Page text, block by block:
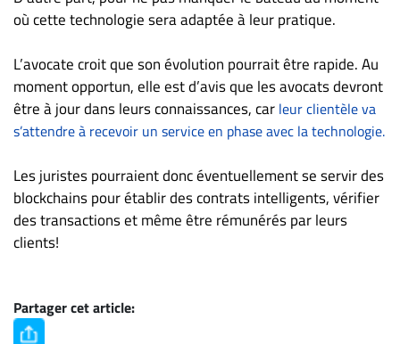
où cette technologie sera adaptée à leur pratique.
L’avocate croit que son évolution pourrait être rapide. Au
moment opportun, elle est d’avis que les avocats devront
être à jour dans leurs connaissances, car leur clientèle va
s’attendre à recevoir un service en phase avec la technologie.
Les juristes pourraient donc éventuellement se servir des
blockchains pour établir des contrats intelligents, vérifier
des transactions et même être rémunérés par leurs
clients!
Partager cet article: